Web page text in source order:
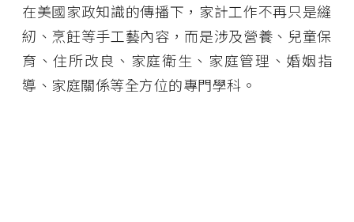
在美國家政知識的傳播下，家計工作不再只是縫
紉、烹飪等手工藝內容，而是涉及營養、兒童保
育、住所改良、家庭衛生、家庭管理、婚姻指
導、家庭關係等全方位的專門學科。